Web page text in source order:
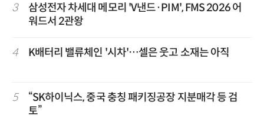
3
삼성전자 차세대 메모리 'V낸드·PIM', FMS 2026 어
워드서 2관왕
4 K배터리 밸류체인 '시차'…셀은 웃고 소재는 아직
5
“SK하이닉스, 중국 충칭 패키징공장 지분매각 등 검
토”